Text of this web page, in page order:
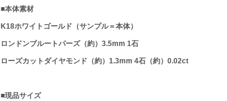
■本体素材
K18ホワイトゴールド（サンプル＝本体）
ロンドンブルートパーズ（約）3.5mm 1石
ローズカットダイヤモンド（約）1.3mm 4石（約）0.02ct
■現品サイズ